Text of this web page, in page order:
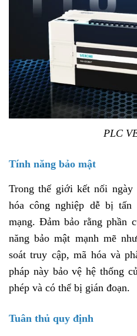
PLC
Tính năng bảo mật
Trong thế giới kết nối ngày
hóa công nghiệp dễ bị
mạng. Đảm bảo rằng phần
năng bảo mật mạnh mẽ
soát truy cập, mã hóa và
pháp này bảo vệ hệ thống
phép và có thể bị gián đoạn.
Tuân thủ quy định